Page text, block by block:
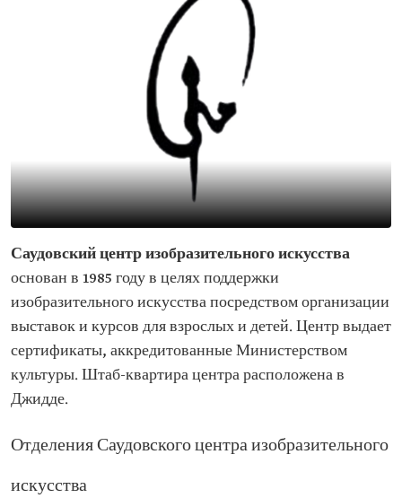
Саудовский центр изобразительного искусства
основан в 1985 году в целях поддержки
изобразительного искусства посредством организации
выставок и курсов для взрослых и детей. Центр выдает
сертификаты, аккредитованные Министерством
культуры. Штаб-квартира центра расположена в
Джидде.
Отделения Саудовского центра изобразительного
искусства